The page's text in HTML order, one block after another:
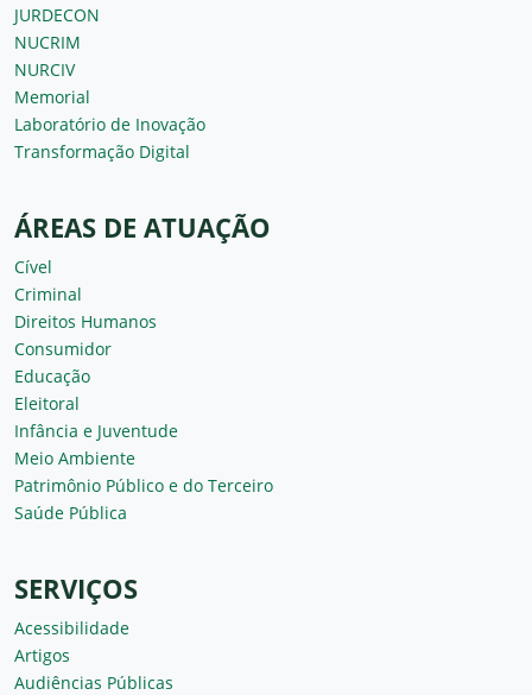
JURDECON
NUCRIM
NURCIV
Memorial
Laboratório de Inovação
Transformação Digital
ÁREAS DE ATUAÇÃO
Cível
Criminal
Direitos Humanos
Consumidor
Educação
Eleitoral
Infância e Juventude
Meio Ambiente
Patrimônio Público e do Terceiro
Saúde Pública
SERVIÇOS
Acessibilidade
Artigos
Audiências Públicas